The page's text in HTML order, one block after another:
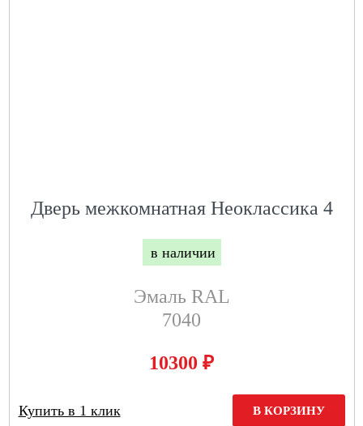
Дверь межкомнатная Неоклассика 4
в наличии
Эмаль RAL
7040
10300 ₽
Купить в 1 клик В КОРЗИНУ